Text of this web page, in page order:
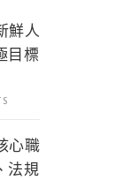
鮮人
目標
心職
法規